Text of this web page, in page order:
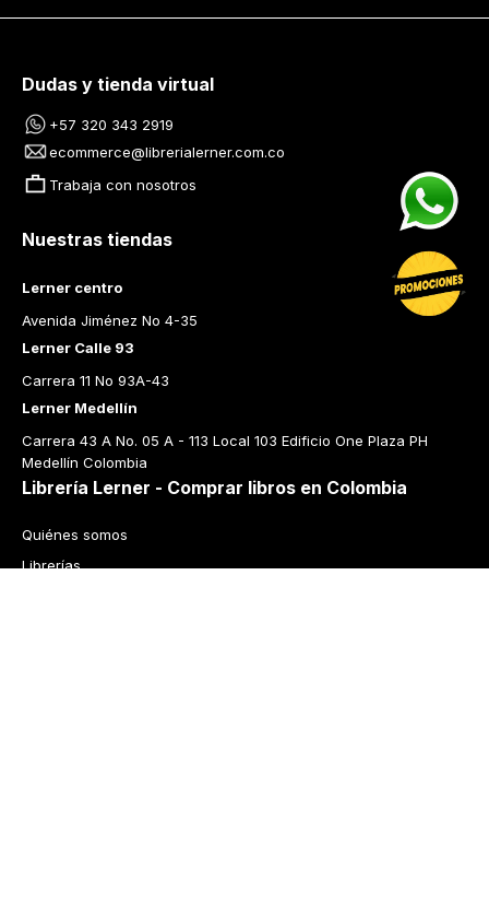
Dudas y tienda virtual
+57 320 343 2919
ecommerce@librerialerner.com.co
Trabaja con nosotros
Nuestras tiendas
Lerner centro
Avenida Jiménez No 4-35
Lerner Calle 93
Carrera 11 No 93A-43
Lerner Medellín
Carrera 43 A No. 05 A - 113 Local 103 Edificio One Plaza PH
Medellín Colombia
Librería Lerner - Comprar libros en Colombia
Quiénes somos
Librerías